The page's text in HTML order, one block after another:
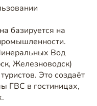
базируется на
Вод
Железноводск)
Это создаёт
ГВС в гостиницах,